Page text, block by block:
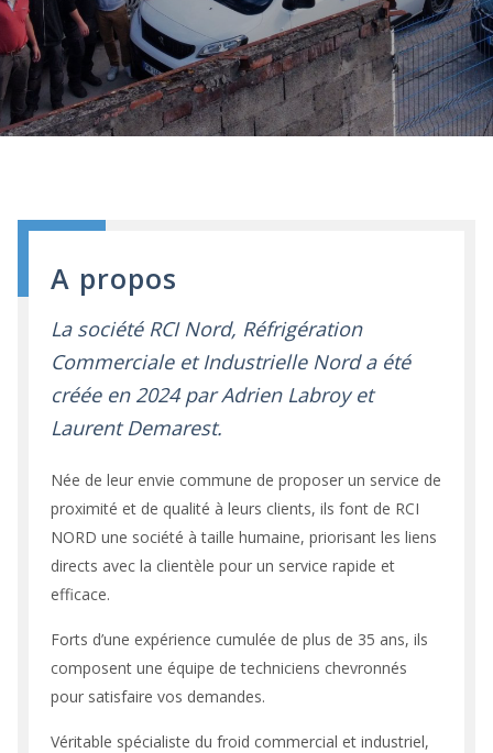
A propos
La société RCI Nord, Réfrigération
Commerciale et Industrielle Nord a été
créée en 2024 par Adrien Labroy et
Laurent Demarest.
Née de leur envie commune de proposer un service de
proximité et de qualité à leurs clients, ils font de RCI
NORD une société à taille humaine, priorisant les liens
directs avec la clientèle pour un service rapide et
efficace.
Forts d’une expérience cumulée de plus de 35 ans, ils
composent une équipe de techniciens chevronnés
pour satisfaire vos demandes.
Véritable spécialiste du froid commercial et industriel,